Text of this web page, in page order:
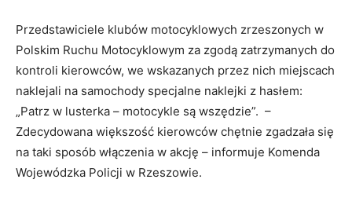
Przedstawiciele klubów motocyklowych zrzeszonych w
Polskim Ruchu Motocyklowym za zgodą zatrzymanych do
kontroli kierowców, we wskazanych przez nich miejscach
naklejali na samochody specjalne naklejki z hasłem:
„Patrz w lusterka – motocykle są wszędzie”. –
Zdecydowana większość kierowców chętnie zgadzała się
na taki sposób włączenia w akcję – informuje Komenda
Wojewódzka Policji w Rzeszowie.